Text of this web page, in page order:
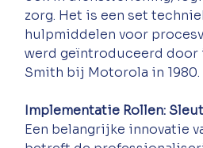
zorg. Het is een set
hulpmiddelen voor
werd geïntroduceerd door
Smith bij Motorola in 1980.
Implementatie Rollen:
Een belangrijke innovatie